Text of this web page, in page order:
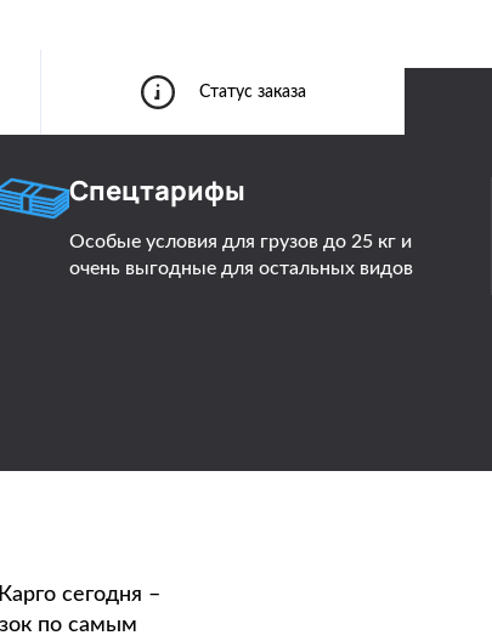
Статус заказа
Спецтарифы
Особые условия для грузов до 25 кг и
очень выгодные для остальных видов
сегодня –
по самым